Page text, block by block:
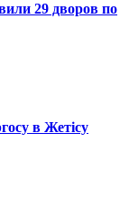
29 дворов по
в Жетісу